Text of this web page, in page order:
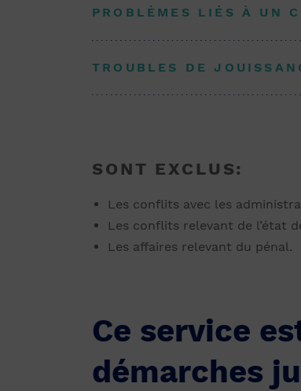
PROBLÈMES LIÉS À UN
TROUBLES DE
SONT EXCLUS:
Les conflits avec les
Les conflits relevant de l’état
Les affaires relevant du pénal.
Ce service
démarches